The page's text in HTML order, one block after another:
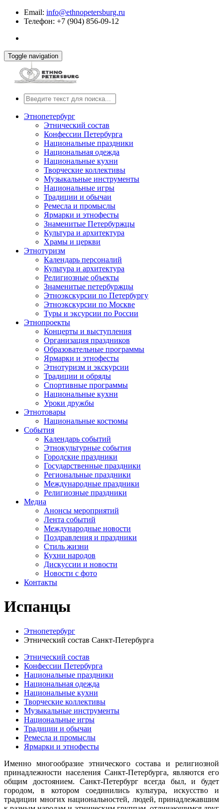
Email: info@ethnopetersburg.ru
Телефон: +7 (904) 856-09-12
Toggle navigation
Этнопетербург
Этнический состав
Конфессии Петербурга
Национальные праздники
Национальная одежда
Национальные кухни
Творческие коллективы
Музыкальные инструменты
Национальные игры
Традиции и обычаи
Ремесла и промыслы
Ярмарки и этнофесты
Знаменитые Петербуржцы
Культура и архитектура
Храмы и церкви
Этнотуризм
Календарь персоналий
Культура и архитектура
Религиозные объекты
Знаменитые петербуржцы
Этноэкскурсии по Петербургу
Этноэкскурсии по Москве
Туры и эксурсии по России
Этнопроекты
Концерты и выступления
Организация праздников
Образовательные программы
Ярмарки и этнофесты
Этнотуризм и экскурсии
Традиции и обряды
Спортивные программы
Национальные кухни
Уроки дружбы
Этнотовары
Национальные костюмы
События
Календарь событий
Этнокультурные события
Городские праздники
Государственные праздники
Региональные праздники
Международные праздники
Религиозные праздники
Медиа
Анонсы мероприятий
Лента событий
Международные новости
Поздравления и праздники
Cтиль жизни
Кухни народов
Дискуссии и новости
Новости с фото
Контакты
Испанцы
Этнопетербург
Этнический состав Санкт-Петербурга
Этнический состав
Конфессии Петербурга
Национальные праздники
Национальная одежда
Национальные кухни
Творческие коллективы
Музыкальные инструменты
Национальные игры
Традиции и обычаи
Ремесла и промыслы
Ярмарки и этнофесты
Именно многообразие этнического состава и религиозной
принадлежности населения Санкт-Петербурга, являются его
общим достоянием. Санкт-Петербург всегда был, и будет
городом, в котором соединились культура, искусство и
традиции многих национальностей, людей, принадлежавшим